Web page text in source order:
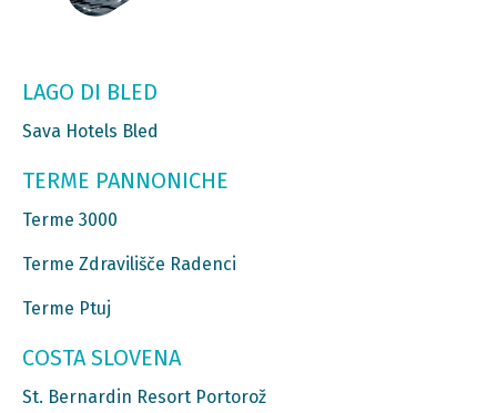
LAGO DI BLED
Sava Hotels Bled
TERME PANNONICHE
Terme 3000
Terme Zdravilišče Radenci
Terme Ptuj
COSTA SLOVENA
St. Bernardin Resort Portorož